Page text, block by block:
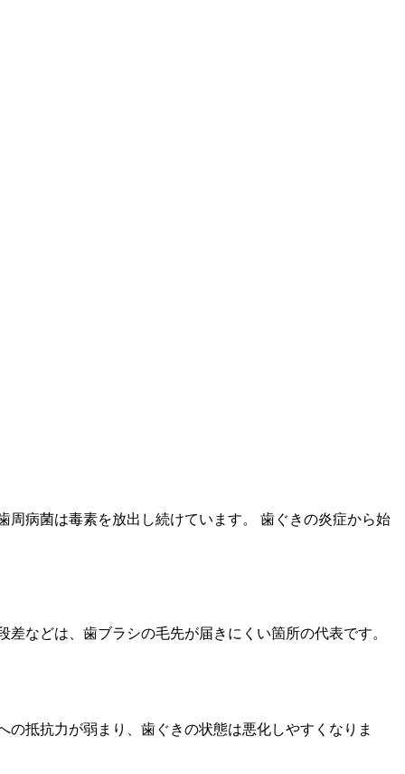
病菌は毒素を放出し続けています。 歯ぐきの炎症から始
などは、歯ブラシの毛先が届きにくい箇所の代表です。
抵抗力が弱まり、歯ぐきの状態は悪化しやすくなりま